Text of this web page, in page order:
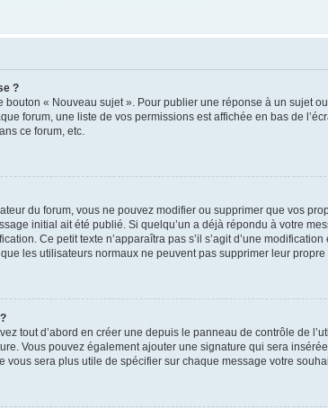
?
« Nouveau sujet ». Pour publier une réponse à un sujet
forum, une liste de vos permissions est affichée en bas de
ce forum, etc.
du forum, vous ne pouvez modifier ou supprimer que vos
initial ait été publié. Si quelqu’un a déjà répondu à votre
Ce petit texte n’apparaîtra pas s’il s’agit d’une
les utilisateurs normaux ne peuvent pas supprimer leur
tout d’abord en créer une depuis le panneau de contrôle de
Vous pouvez également ajouter une signature qui sera
sera plus utile de spécifier sur chaque message votre